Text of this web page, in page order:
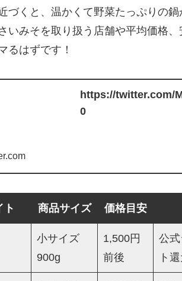
づくと、温かくて野菜たっぷりの
いみそを取り扱う店舗や平均価格
るはずです！
https://twitter.com/
0
ト 商品サイズ 価格目安
小サイズ
900g
1,500円
前後
公
ト